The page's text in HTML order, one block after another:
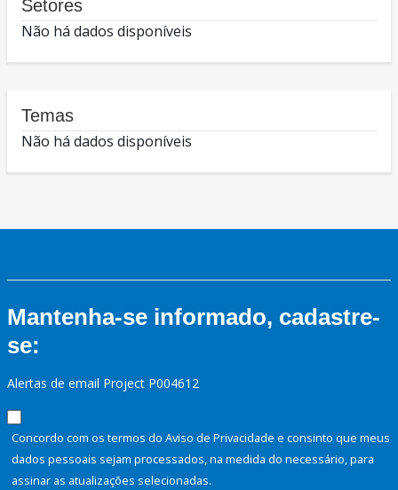
Setores
Não há dados disponíveis
Temas
Não há dados disponíveis
Mantenha-se informado, cadastre-
se:
Alertas de email Project P004612
Concordo com os termos do Aviso de Privacidade e consinto que meus
dados pessoais sejam processados, na medida do necessário, para
assinar as atualizações selecionadas.